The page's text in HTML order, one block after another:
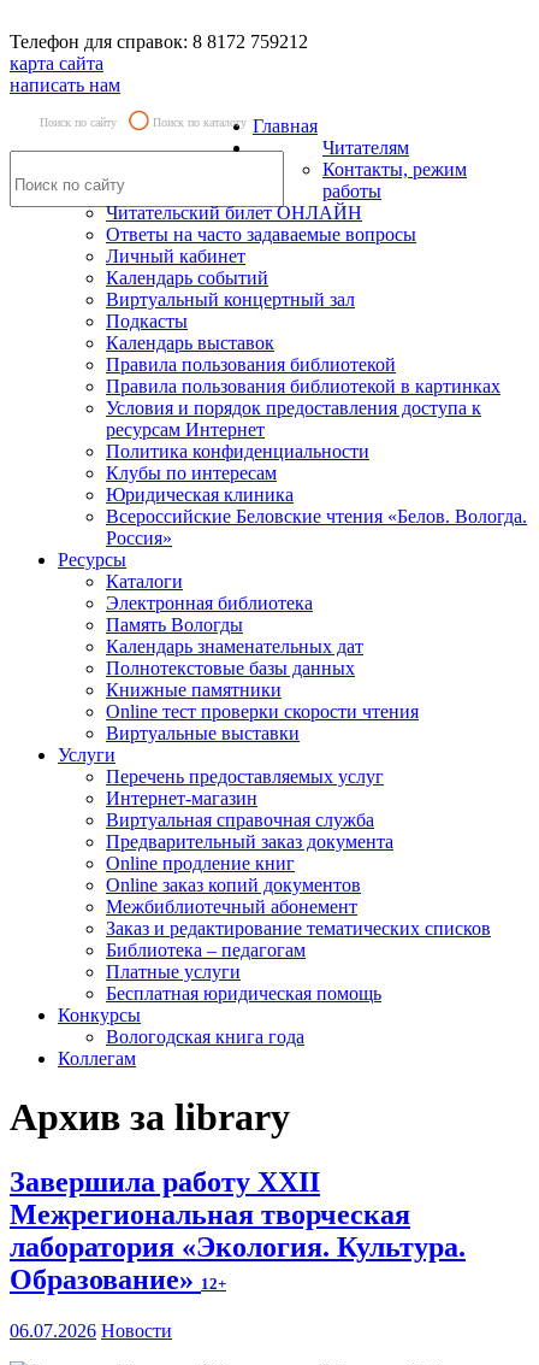
Телефон для справок: 8 8172 759212
карта сайта
написать нам
Поиск по сайту Поиск по каталогу Главная
Читателям
Контакты, режим
работы
Читательский билет ОНЛАЙН
Ответы на часто задаваемые вопросы
Личный кабинет
Календарь событий
Виртуальный концертный зал
Подкасты
Календарь выставок
Правила пользования библиотекой
Правила пользования библиотекой в картинках
Условия и порядок предоставления доступа к
ресурсам Интернет
Политика конфиденциальности
Клубы по интересам
Юридическая клиника
Всероссийские Беловские чтения «Белов. Вологда.
Россия»
Ресурсы
Каталоги
Электронная библиотека
Память Вологды
Календарь знаменательных дат
Полнотекстовые базы данных
Книжные памятники
Online тест проверки скорости чтения
Виртуальные выставки
Услуги
Перечень предоставляемых услуг
Интернет-магазин
Виртуальная справочная служба
Предварительный заказ документа
Online продление книг
Online заказ копий документов
Межбиблиотечный абонемент
Заказ и редактирование тематических списков
Библиотека – педагогам
Платные услуги
Бесплатная юридическая помощь
Конкурсы
Вологодская книга года
Коллегам
Архив за library
Завершила работу XXII
Межрегиональная творческая
лаборатория «Экология. Культура.
Образование» 12+
06.07.2026 Новости